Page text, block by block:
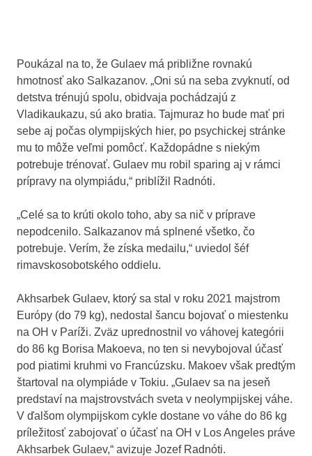
Poukázal na to, že Gulaev má približne rovnakú
hmotnosť ako Salkazanov. „Oni sú na seba zvyknutí, od
detstva trénujú spolu, obidvaja pochádzajú z
Vladikaukazu, sú ako bratia. Tajmuraz ho bude mať pri
sebe aj počas olympijských hier, po psychickej stránke
mu to môže veľmi pomôcť. Každopádne s niekým
potrebuje trénovať. Gulaev mu robil sparing aj v rámci
prípravy na olympiádu,“ priblížil Radnóti.
„Celé sa to krúti okolo toho, aby sa nič v príprave
nepodcenilo. Salkazanov má splnené všetko, čo
potrebuje. Verím, že získa medailu,“ uviedol šéf
rimavskosobotského oddielu.
Akhsarbek Gulaev, ktorý sa stal v roku 2021 majstrom
Európy (do 79 kg), nedostal šancu bojovať o miestenku
na OH v Paríži. Zväz uprednostnil vo váhovej kategórii
do 86 kg Borisa Makoeva, no ten si nevybojoval účasť
pod piatimi kruhmi vo Francúzsku. Makoev však predtým
štartoval na olympiáde v Tokiu. „Gulaev sa na jeseň
predstaví na majstrovstvách sveta v neolympijskej váhe.
V ďalšom olympijskom cykle dostane vo váhe do 86 kg
príležitosť zabojovať o účasť na OH v Los Angeles práve
Akhsarbek Gulaev,“ avizuje Jozef Radnóti.